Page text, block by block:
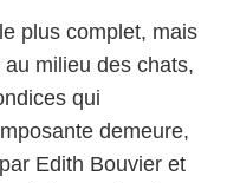
plus complet, mais
milieu des chats,
qui
demeure,
Edith Bouvier et